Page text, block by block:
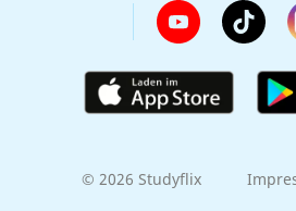
© 2026 Studyflix